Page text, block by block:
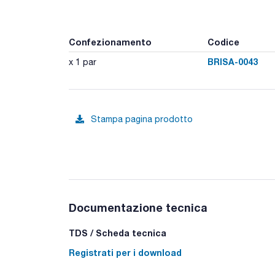
Confezionamento Codice
x 1 par BRISA-0043
Stampa pagina prodotto
Documentazione tecnica
TDS / Scheda tecnica
Registrati per i download